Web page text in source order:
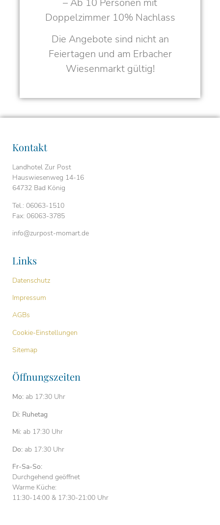
Doppelzimmer 10% Nachlass
Die Angebote sind nicht an
Feiertagen und am Erbacher
Wiesenmarkt gültig!
Kontakt
Landhotel Zur Post
Hauswiesenweg 14-16
64732 Bad König
Tel.: 06063-1510
Fax: 06063-3785
info@zurpost-momart.de
Links
Datenschutz
Impressum
AGBs
Cookie-Einstellungen
Sitemap
Öffnungszeiten
Mo: ab 17:30 Uhr
Di: Ruhetag
Mi: ab 17:30 Uhr
Do: ab 17:30 Uhr
Fr-Sa-So:
Durchgehend geöffnet
Warme Küche:
11:30-14:00 & 17:30-21:00 Uhr